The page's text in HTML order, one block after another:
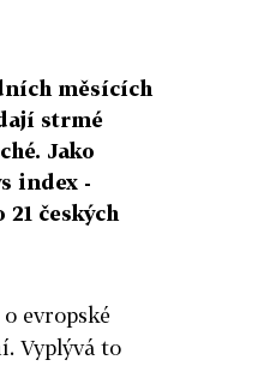
měsících
strmé
Jako
index -
českých
evropské
Vyplývá to